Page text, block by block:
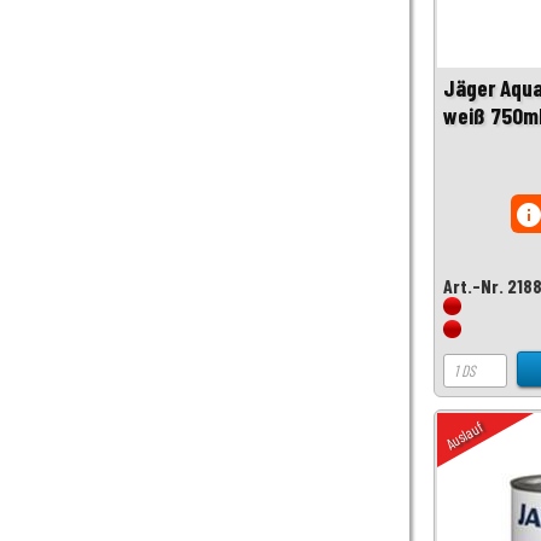
Jäger
weiß
Art.-Nr.
Auslauf